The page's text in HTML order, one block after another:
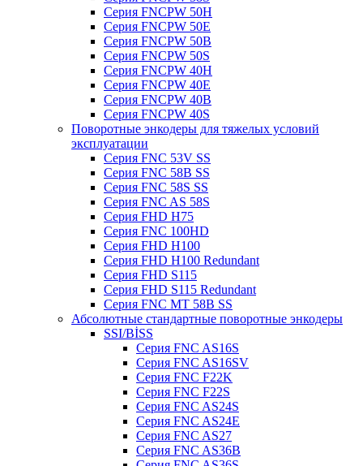
Серия FNCPW 50H
Серия FNCPW 50E
Серия FNCPW 50B
Серия FNCPW 50S
Серия FNCPW 40H
Серия FNCPW 40E
Серия FNCPW 40B
Серия FNCPW 40S
Поворотные энкодеры для тяжелых условий
эксплуатации
Серия FNC 53V SS
Серия FNC 58B SS
Серия FNC 58S SS
Серия FNC AS 58S
Серия FHD H75
Серия FNC 100HD
Серия FHD H100
Серия FHD H100 Redundant
Серия FHD S115
Серия FHD S115 Redundant
Серия FNC MT 58B SS
Абсолютные стандартные поворотные энкодеры
SSI/BİSS
Серия FNC AS16S
Серия FNC AS16SV
Серия FNC F22K
Серия FNC F22S
Серия FNC AS24S
Серия FNC AS24E
Серия FNC AS27
Серия FNC AS36B